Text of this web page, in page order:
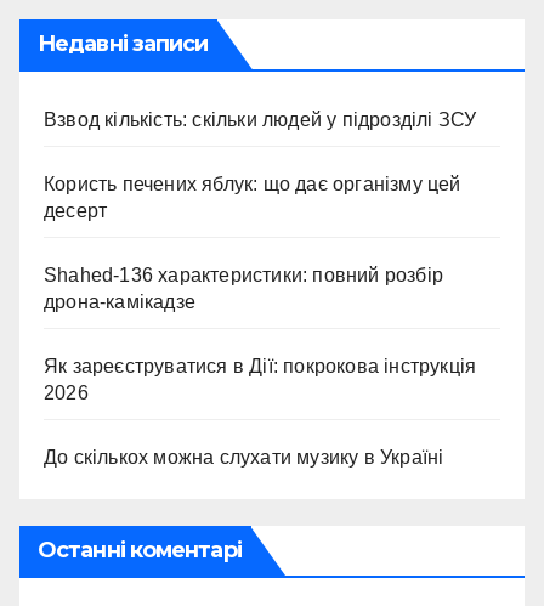
Недавні записи
Взвод кількість: скільки людей у підрозділі ЗСУ
Користь печених яблук: що дає організму цей
десерт
Shahed-136 характеристики: повний розбір
дрона-камікадзе
Як зареєструватися в Дії: покрокова інструкція
2026
До скількох можна слухати музику в Україні
Останні коментарі